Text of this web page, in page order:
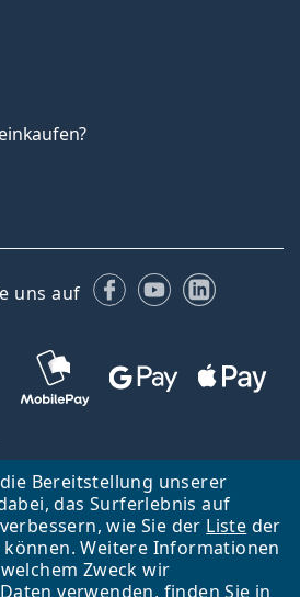
Bereitstellung unserer
das Surferlebnis auf
wie Sie der Liste der
Weitere Informationen
Zweck wir
verwenden, finden Sie in
uns auf Facebook
YouTubeLinkedIn
Hauptseite
Nach oben
ist Eigentümer und Betreiber des Online-
Seit 18 Jahren sind wir für Sie da.